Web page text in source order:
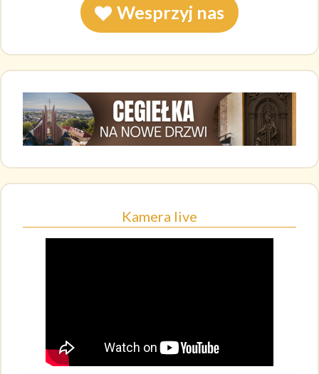
Wesprzyj nas
Kamera live